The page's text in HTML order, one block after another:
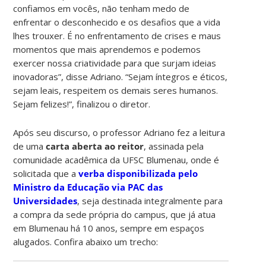
confiamos em vocês, não tenham medo de
enfrentar o desconhecido e os desafios que a vida
lhes trouxer. É no enfrentamento de crises e maus
momentos que mais aprendemos e podemos
exercer nossa criatividade para que surjam ideias
inovadoras”, disse Adriano. “Sejam íntegros e éticos,
sejam leais, respeitem os demais seres humanos.
Sejam felizes!”, finalizou o diretor.
Após seu discurso, o professor Adriano fez a leitura
de umacarta aberta ao reitor, assinada pela
comunidade acadêmica da UFSC Blumenau, onde é
solicitada que averba disponibilizada pelo
Ministro da Educação via PAC das
Universidades, seja destinada integralmente para
a compra da sede própria do campus, que já atua
em Blumenau há 10 anos, sempre em espaços
alugados. Confira abaixo um trecho: